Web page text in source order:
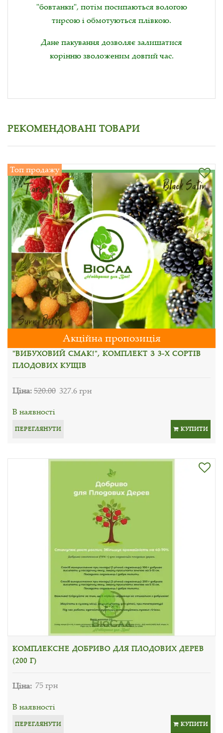
"бовтанки", потім посипаються вологою
тирсою і обмотуються плівкою.
Дане пакування дозволяє залишатися
корінню зволоженим довгий час.
РЕКОМЕНДОВАНІ ТОВАРИ
Топ продажу
Акційна пропозиція
"ВИБУХОВИЙ СМАК!", КОМПЛЕКТ З 3-Х СОРТІВ
ПЛОДОВИХ КУЩІВ
Ціна:520.00 327.6 грн
В наявності
ПЕРЕГЛЯНУТИ КУПИТИ
КОМПЛЕКСНЕ ДОБРИВО ДЛЯ ПЛОДОВИХ ДЕРЕВ
(200 Г)
Ціна: 75 грн
В наявності
ПЕРЕГЛЯНУТИ КУПИТИ